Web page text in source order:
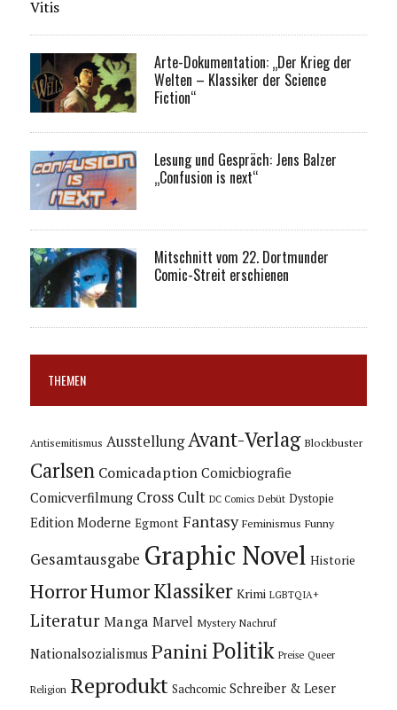
Vitis
Arte-Dokumentation: „Der Krieg der
Welten – Klassiker der Science
Fiction“
Lesung und Gespräch: Jens Balzer
„Confusion is next“
Mitschnitt vom 22. Dortmunder
Comic-Streit erschienen
THEMEN
Antisemitismus Ausstellung Avant-Verlag Blockbuster
Carlsen Comicadaption Comicbiografie
Comicverfilmung Cross Cult DC Comics Debüt Dystopie
Edition Moderne Egmont Fantasy Feminismus Funny
Gesamtausgabe Graphic Novel Historie
HorrorHumorKlassiker Krimi LGBTQIA+
Literatur Manga Marvel Mystery Nachruf
Nationalsozialismus Panini Politik Preise Queer
Religion Reprodukt Sachcomic Schreiber & Leser